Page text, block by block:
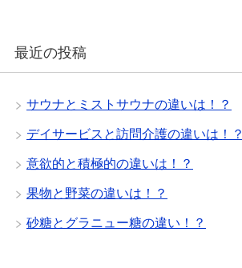
最近の投稿
サウナとミストサウナの違いは！？
デイサービスと訪問介護の違いは！？
意欲的と積極的の違いは！？
果物と野菜の違いは！？
砂糖とグラニュー糖の違い！？